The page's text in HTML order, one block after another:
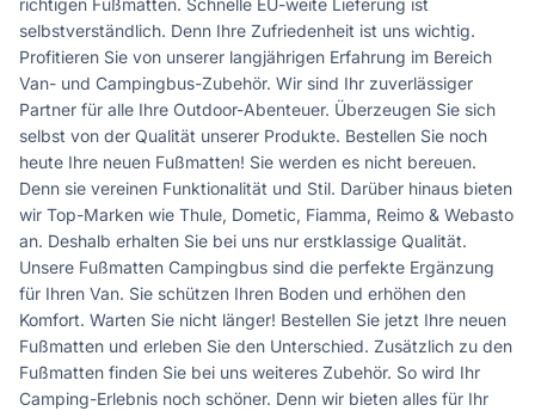
richtigen Fußmatten. Schnelle EU-weite Lieferung ist
selbstverständlich. Denn Ihre Zufriedenheit ist uns wichtig.
Profitieren Sie von unserer langjährigen Erfahrung im Bereich
Van- und Campingbus-Zubehör. Wir sind Ihr zuverlässiger
Partner für alle Ihre Outdoor-Abenteuer. Überzeugen Sie sich
selbst von der Qualität unserer Produkte. Bestellen Sie noch
heute Ihre neuen Fußmatten! Sie werden es nicht bereuen.
Denn sie vereinen Funktionalität und Stil. Darüber hinaus bieten
wir Top-Marken wie Thule, Dometic, Fiamma, Reimo & Webasto
an. Deshalb erhalten Sie bei uns nur erstklassige Qualität.
Unsere Fußmatten Campingbus sind die perfekte Ergänzung
für Ihren Van. Sie schützen Ihren Boden und erhöhen den
Komfort. Warten Sie nicht länger! Bestellen Sie jetzt Ihre neuen
Fußmatten und erleben Sie den Unterschied. Zusätzlich zu den
Fußmatten finden Sie bei uns weiteres Zubehör. So wird Ihr
Camping-Erlebnis noch schöner. Denn wir bieten alles für Ihr